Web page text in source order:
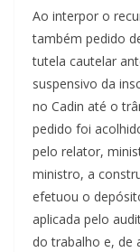
Ao interpor o
também pedido
tutela cautelar
suspensivo da
no Cadin até o
pedido foi
pelo relator,
ministro, a
efetuou o
aplicada pelo
do trabalho e, de